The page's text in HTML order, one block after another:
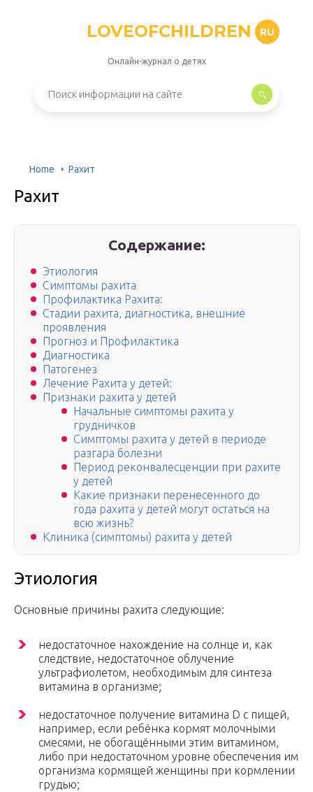
LOVEOFCHILDREN RU
Онлайн-журнал о детях
Home Рахит
Рахит
Содержание:
Этиология
Симптомы рахита
Профилактика Рахита:
Стадии рахита, диагностика, внешние
проявления
Прогноз и Профилактика
Диагностика
Патогенез
Лечение Рахита у детей:
Признаки рахита у детей
Начальные симптомы рахита у
грудничков
Симптомы рахита у детей в периоде
разгара болезни
Период реконвалесценции при рахите
у детей
Какие признаки перенесенного до
года рахита у детей могут остаться на
всю жизнь?
Клиника (симптомы) рахита у детей
Этиология
Основные причины рахита следующие:
недостаточное нахождение на солнце и, как
следствие, недостаточное облучение
ультрафиолетом, необходимым для синтеза
витамина в организме;
недостаточное получение витамина D с пищей,
например, если ребёнка кормят молочными
смесями, не обогащёнными этим витамином,
либо при недостаточном уровне обеспечения им
организма кормящей женщины при кормлении
грудью;